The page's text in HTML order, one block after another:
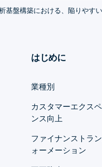
基盤構築における、陥りやす
はじめに
業種別
カスタマーエクス
ンス向上
ファイナンストラ
ォーメーション